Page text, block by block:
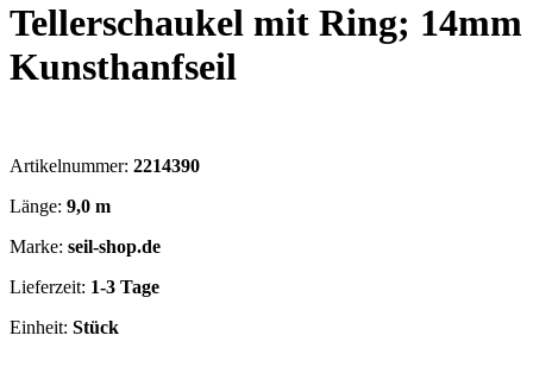
Tellerschaukel mit Ring; 14mm
Kunsthanfseil
Artikelnummer: 2214390
Länge: 9,0 m
Marke: seil-shop.de
Lieferzeit: 1-3 Tage
Einheit: Stück